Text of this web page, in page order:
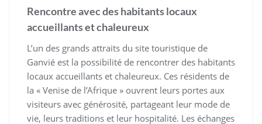
Rencontre avec des habitants locaux
accueillants et chaleureux
L’un des grands attraits du site touristique de
Ganvié est la possibilité de rencontrer des habitants
locaux accueillants et chaleureux. Ces résidents de
la « Venise de l’Afrique » ouvrent leurs portes aux
visiteurs avec générosité, partageant leur mode de
vie, leurs traditions et leur hospitalité. Les échanges